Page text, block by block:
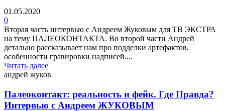
01.05.2020
0
Вторая часть интервью с Андреем Жуковым для ТВ ЭКСТРА
на тему ПАЛЕОКОНТАКТА. Во второй части Андрей
детально рассказывает нам про подделки артефактов,
особенности гравировки надписей....
Читать далее
андрей жуков
Палеоконтакт: реальность и фейк. Где Правда?
Интервью с Андреем ЖУКОВЫМ